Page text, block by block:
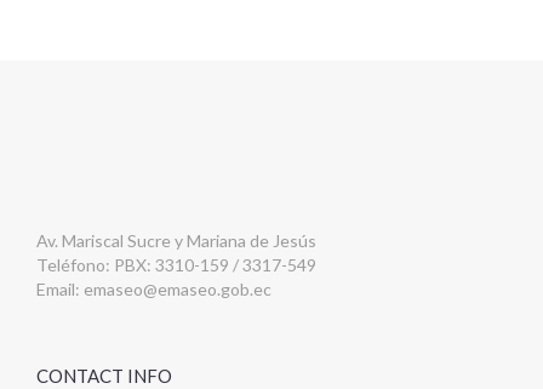
Av. Mariscal Sucre y Mariana de Jesús
Teléfono: PBX: 3310-159 / 3317-549
Email: emaseo@emaseo.gob.ec
CONTACT INFO